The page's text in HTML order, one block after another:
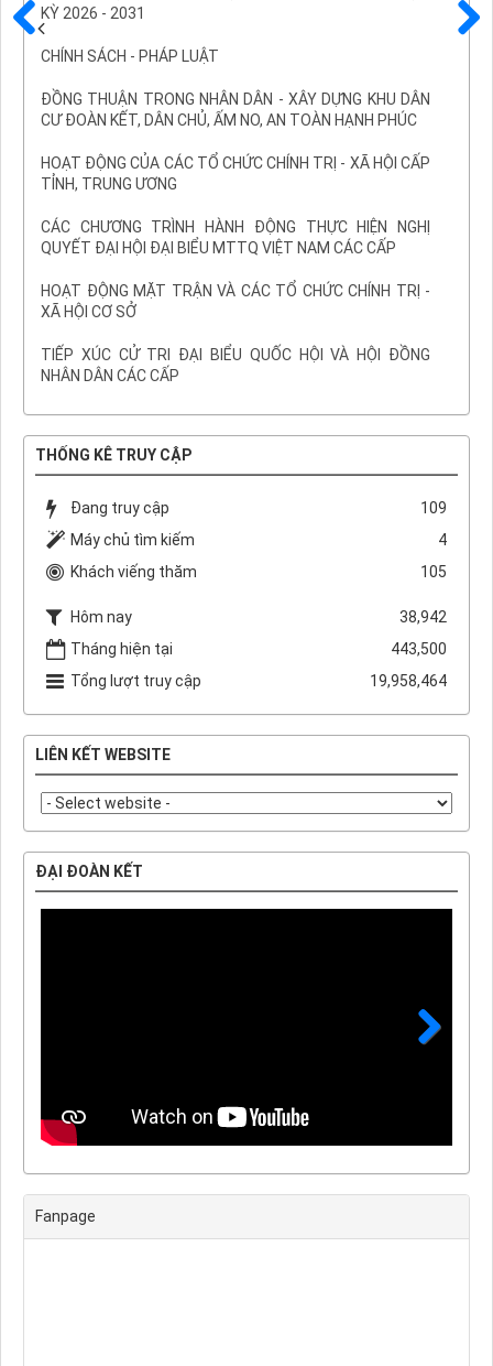
KỲ 2026 - 2031
CHÍNH SÁCH - PHÁP LUẬT
ĐỒNG THUẬN TRONG NHÂN DÂN - XÂY DỰNG KHU DÂN
CƯ ĐOÀN KẾT, DÂN CHỦ, ẤM NO, AN TOÀN HẠNH PHÚC
HOẠT ĐỘNG CỦA CÁC TỔ CHỨC CHÍNH TRỊ - XÃ HỘI CẤP
TỈNH, TRUNG ƯƠNG
CÁC CHƯƠNG TRÌNH HÀNH ĐỘNG THỰC HIỆN NGHỊ
QUYẾT ĐẠI HỘI ĐẠI BIỂU MTTQ VIỆT NAM CÁC CẤP
HOẠT ĐỘNG MẶT TRẬN VÀ CÁC TỔ CHỨC CHÍNH TRỊ -
XÃ HỘI CƠ SỞ
TIẾP XÚC CỬ TRI ĐẠI BIỂU QUỐC HỘI VÀ HỘI ĐỒNG
NHÂN DÂN CÁC CẤP
THỐNG KÊ TRUY CẬP
Đang truy cập
109
Máy chủ tìm kiếm
4
Khách viếng thăm
105
Hôm nay
38,942
Tháng hiện tại
443,500
Tổng lượt truy cập
19,958,464
LIÊN KẾT WEBSITE
ĐẠI ĐOÀN KẾT
Trước
Fanpage